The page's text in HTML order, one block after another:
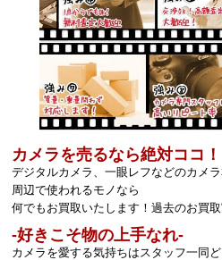
カメラを売るなら絶対ココ！
デジタルカメラ、一眼レフなどのカメ
周辺で使われるモノなら
何でもお買取いたします！過去のお買
‐好きこそ物の上手なれ‐
カメラを愛する気持ちはスタッフ一同